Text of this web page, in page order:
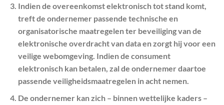
Indien de overeenkomst elektronisch tot stand komt,
treft de ondernemer passende technische en
organisatorische maatregelen ter beveiliging van de
elektronische overdracht van data en zorgt hij voor een
veilige webomgeving. Indien de consument
elektronisch kan betalen, zal de ondernemer daartoe
passende veiligheidsmaatregelen in acht nemen.
De ondernemer kan zich – binnen wettelijke kaders –